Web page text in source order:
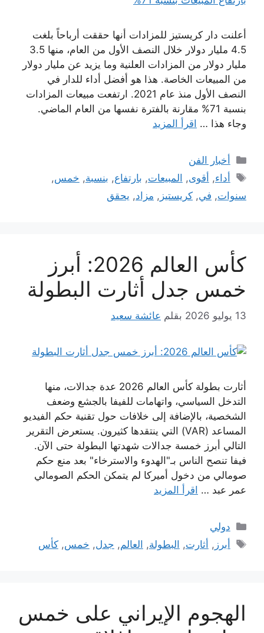
أعلنت دار كريستيز للمزادات أنها حققت أرباحاً بلغت
4.5 مليار دولار خلال النصف الأول من العام، منها 3.5
مليار دولار من المزادات العلنية وما يزيد عن مليار دولار
من المبيعات الخاصة. هذا هو أفضل أداء للدار في
النصف الأول منذ عام 2021. ارتفعت مبيعات المزادات
بنسبة 71% مقارنة بالفترة نفسها من العام الماضي.
وجاء هذا … اقرأ المزيد
التصنيفات
أخبار الفن
الوسوم
أداء, أقوى, المبيعات, بارتفاع, بنسبة, خمس,
سنوات, في, كريستيز , مزاد, يحقق
كأس العالم 2026: أبرز
خمس جدل أثارت البطولة
13 يوليو 2026 بقلم عائشة سعيد
أثارت بطولة كأس العالم 2026 عدة جدالات، منها
التدخل السياسي، واتهامات للفيفا بالجشع وضعف
الشخصية، بالإضافة إلى خلافات حول تقنية حكم الفيديو
المساعد (VAR) التي ينتقدها كثيرون. يستعرض التقرير
التالي أبرز خمسة جدالات شهدتها البطولة حتى الآن.
فيفا تنصح الناس بـ"الهدوء والاسترخاء" بعد منع حكم
صومالي من دخول أميركا لم يتمكن الحكم الصومالي
عمر عبد … اقرأ المزيد
التصنيفات
دولي
الوسوم
أبرز , أثارت, البطولة, العالم, جدل, خمس,كأس
الهجوم الإيراني على خمس